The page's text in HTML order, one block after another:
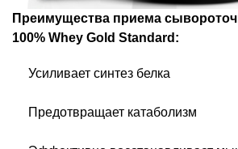
Преимущества приема
100% Whey Gold Standard:
Усиливает синтез белка
Предотвращает катаболизм